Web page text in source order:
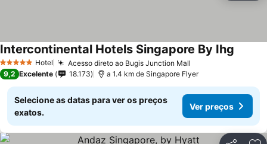
5 Estrelas Hotel Acesso direto ao Bugis Junction Mall
Intercontinental Hotels Singapore By Ihg
9,2 Excelente 18.173 a 1.4 km de Singapore Flyer
Selecione as datas para ver os preços
exatos.
Ver preços